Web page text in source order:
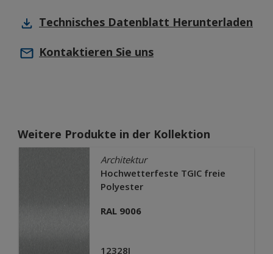
Technisches Datenblatt Herunterladen
Kontaktieren Sie uns
Weitere Produkte in der Kollektion
Architektur
Hochwetterfeste TGIC freie
Polyester
RAL 9006
12328I